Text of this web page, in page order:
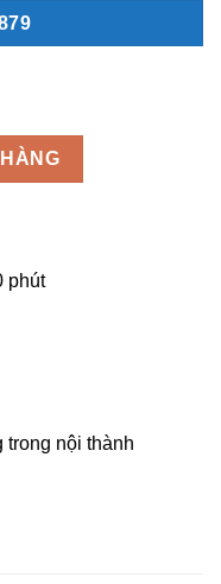
phút
trong nội thành